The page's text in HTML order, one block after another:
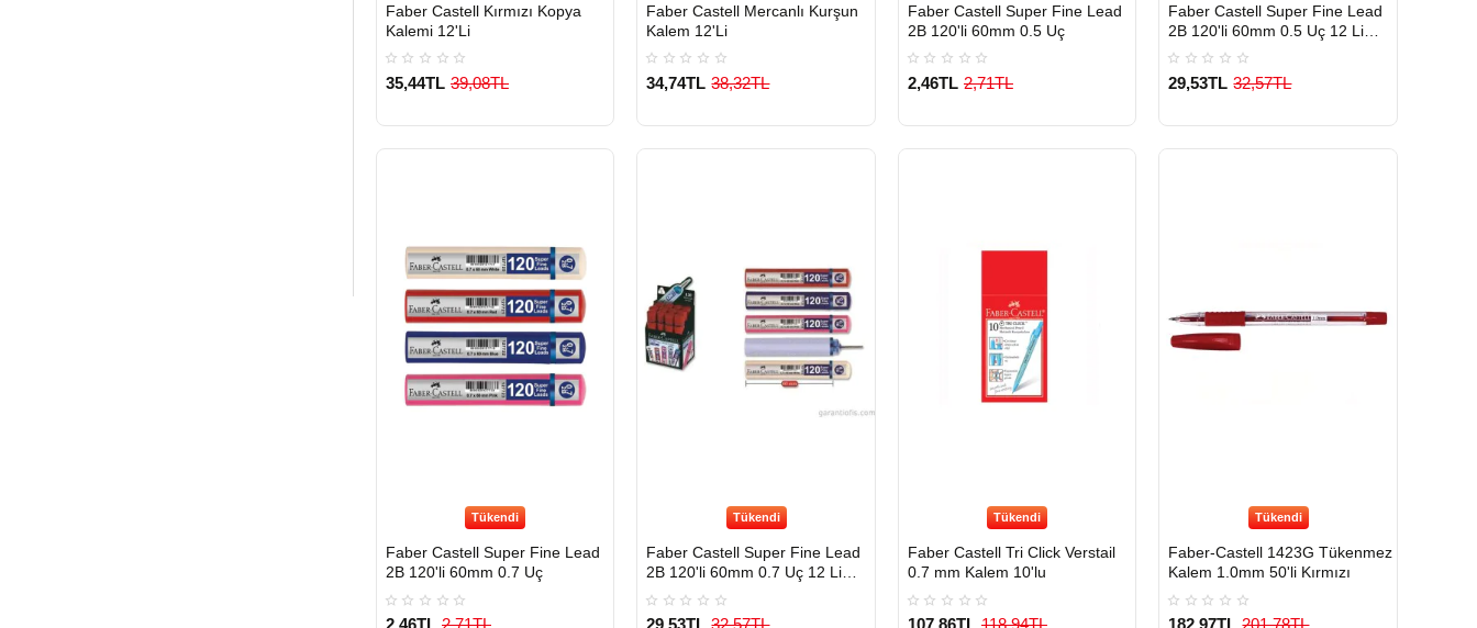
Faber Castell Kırmızı Kopya
Kalemi 12'Li
35,44TL 39,08TL
Faber Castell Mercanlı Kurşun
Kalem 12'Li
34,74TL 38,32TL
Faber Castell Super Fine Lead
2B 120'li 60mm 0.5 Uç
2,46TL 2,71TL
Faber Castell Super Fine Lead
2B 120'li 60mm 0.5 Uç 12 Li
Paket
29,53TL 32,57TL
Tükendi
Faber Castell Super Fine Lead
2B 120'li 60mm 0.7 Uç
2,46TL 2,71TL
Tükendi
Faber Castell Super Fine Lead
2B 120'li 60mm 0.7 Uç 12 Li
Paket
29,53TL 32,57TL
Tükendi
Faber Castell Tri Click Verstail
0.7 mm Kalem 10'lu
107,86TL 118,94TL
Tükendi
Faber-Castell 1423G Tükenmez
Kalem 1.0mm 50'li Kırmızı
182,97TL 201,78TL